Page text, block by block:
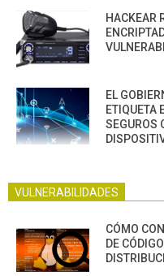
HACKEAR
EL
ETIQUETA
SEGUROS
VULNERABILIDADES
CÓMO
DE